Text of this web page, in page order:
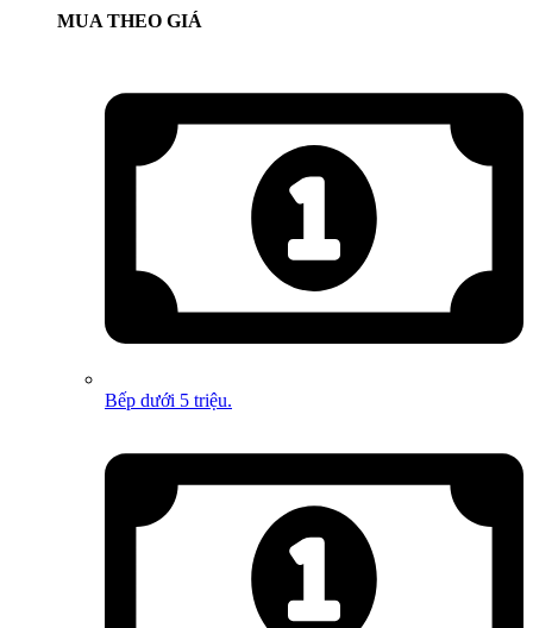
MUA THEO GIÁ
Bếp dưới 5 triệu.